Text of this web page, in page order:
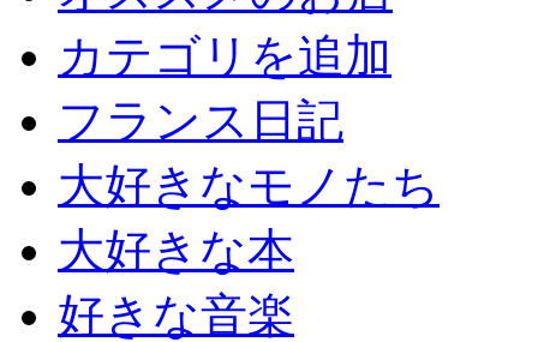
カテゴリを追加
フランス日記
大好きなモノたち
大好きな本
好きな音楽